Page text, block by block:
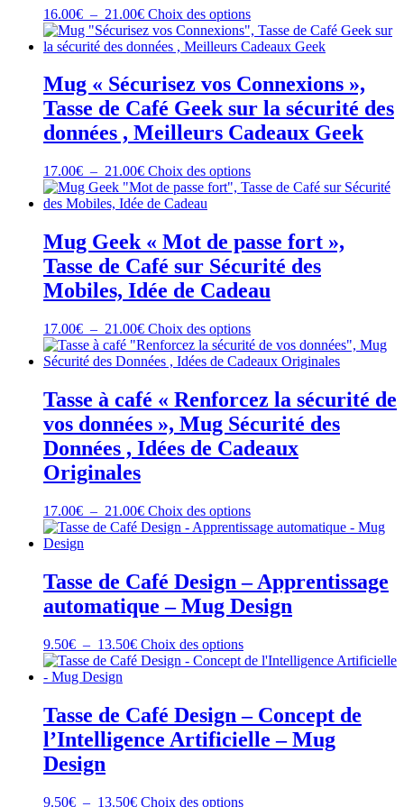
être
choisies
sur
la
page
du
produit
16.00€ – 21.00€Plage
de
prix :
à
21.00€
Choix des optionsCe
produit
a
variations.
Les
options
peuvent
être
sur
la
produit
Mug « Sécurisez vos Connexions »,
Tasse de Café Geek sur la sécurité des
données , Meilleurs Cadeaux Geek
17.00€ – 21.00€Plage
de
prix :
21.00€
Choix des optionsCe
produit
variations.
Les
options
être
sur
la
page
produit
Mug Geek « Mot de passe fort »,
Tasse de Café sur Sécurité des
Mobiles, Idée de Cadeau
17.00€ – 21.00€Plage
de
prix :
à
21.00€
Choix des optionsCe
produit
a
variations.
Les
options
peuvent
être
la
page
du
Tasse à café « Renforcez la sécurité de
vos données », Mug Sécurité des
Données , Idées de Cadeaux
Originales
17.00€ – 21.00€Plage
de
21.00€
Choix des optionsCe
produit
variations.
Les
options
choisies
sur
page
du
produit
Tasse de Café Design – Apprentissage
automatique – Mug Design
9.50€ – 13.50€Plage
de
à
13.50€
Choix des optionsCe
produit
variations.
Les
options
Tasse de Café Design – Concept de
l’Intelligence Artificielle – Mug
Design
9.50€ – 13.50€Plage
Choix des optionsCe